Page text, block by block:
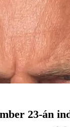
23-án